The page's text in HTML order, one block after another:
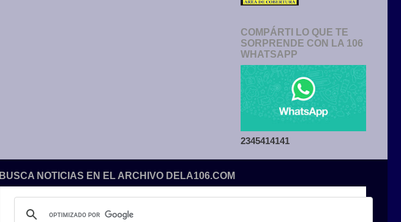
COMPÁRTI LO QUE TE
SORPRENDE CON LA 106
WHATSAPP
2345414141
BUSCA NOTICIAS EN EL ARCHIVO DELA106.COM